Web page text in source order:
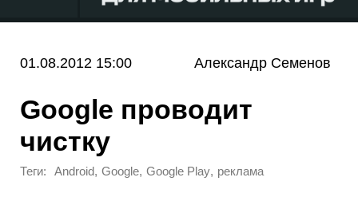
01.08.2012 15:00 Александр Семенов
Google проводит
чистку
Теги: Android, Google, Google Play, реклама